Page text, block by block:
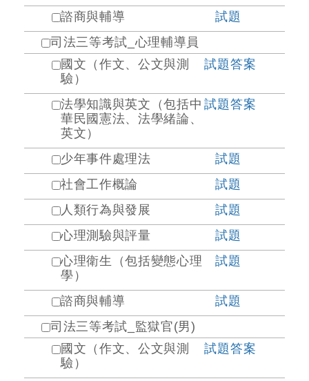
諮商與輔導
試題
司法三等考試_心理輔導員
國文（作文、公文與測
驗）
試題答案
法學知識與英文（包括中
華民國憲法、法學緒論、
英文）
試題答案
少年事件處理法
試題
社會工作概論
試題
人類行為與發展
試題
心理測驗與評量
試題
心理衛生（包括變態心理
學）
試題
諮商與輔導
試題
司法三等考試_監獄官(男)
國文（作文、公文與測
驗）
試題答案